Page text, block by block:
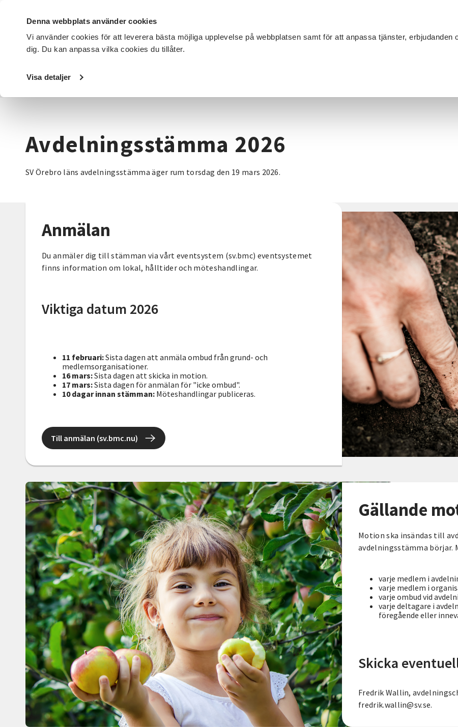
Denna webbplats använder cookies
Vi använder cookies för att leverera bästa möjliga upplevelse på webbplatsen samt för att anpassa tjänster, erbjudanden
dig. Du kan anpassa vilka cookies du tillåter.
Visa detaljer
DET HÄR GÖR VI FÖR DIG SOM SÖK KURSER OCH EVENEMANG
Startsida / Avdelningar
Avdelningsstämma 2026
SV Örebro läns avdelningsstämma äger rum torsdag den 19 mars 2026.
Anmälan
Du anmäler dig till stämman via vårt eventsystem (sv.bmc) eventsystemet
finns information om lokal, hålltider och möteshandlingar.
Viktiga datum 2026
11 februari:Sista dagen att anmäla ombud från grund- och
medlemsorganisationer.
16 mars:Sista dagen att skicka in motion.
17 mars:Sista dagen för anmälan för "icke ombud".
10 dagar innan stämman: Möteshandlingar publiceras.
Till anmälan (sv.bmc.nu)
Gällande
Motion ska insändas till
avdelningsstämma börjar.
varje medlem i
varje medlem i
varje ombud vid
varje deltagare i
föregående eller
Skicka
Fredrik Wallin,
fredrik.wallin@sv.se.